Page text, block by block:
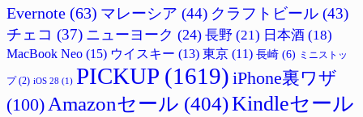
Evernote (63) マレーシア (44) クラフトビール (43)
チェコ (37) ニューヨーク (24) 長野 (21) 日本酒 (18)
MacBook Neo (15) ウイスキー (13) 東京 (11) 長崎 (6) ミニストッ
プ(2) iOS 28 (1) PICKUP (1619) iPhone裏ワザ
(100)Amazonセール (404)Kindleセール